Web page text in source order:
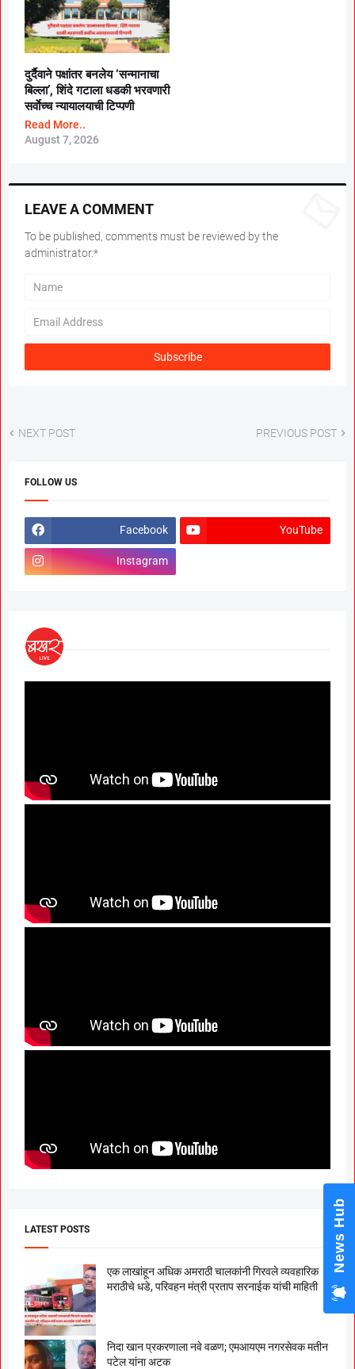
दुर्दैवाने पक्षांतर बनलेय ‘सन्मानाचा
बिल्ला’, शिंदे गटाला धडकी भरवणारी
सर्वाेच्च न्यायालयाची टिप्पणी
Read More..
August 7, 2026
LEAVE A COMMENT
To be published, comments must be reviewed by the
administrator.*
NEXT POST PREVIOUS POST
FOLLOW US
Facebook YouTube
Instagram
LATEST POSTS
एक लाखांहून अधिक अमराठी चालकांनी गिरवले व्यवहारिक
मराठीचे धडे, परिवहन मंत्री प्रताप सरनाईक यांची माहिती
निदा खान प्रकरणाला नवे वळण; एमआयएम नगरसेवक मतीन
पटेल यांना अटक
News Hub